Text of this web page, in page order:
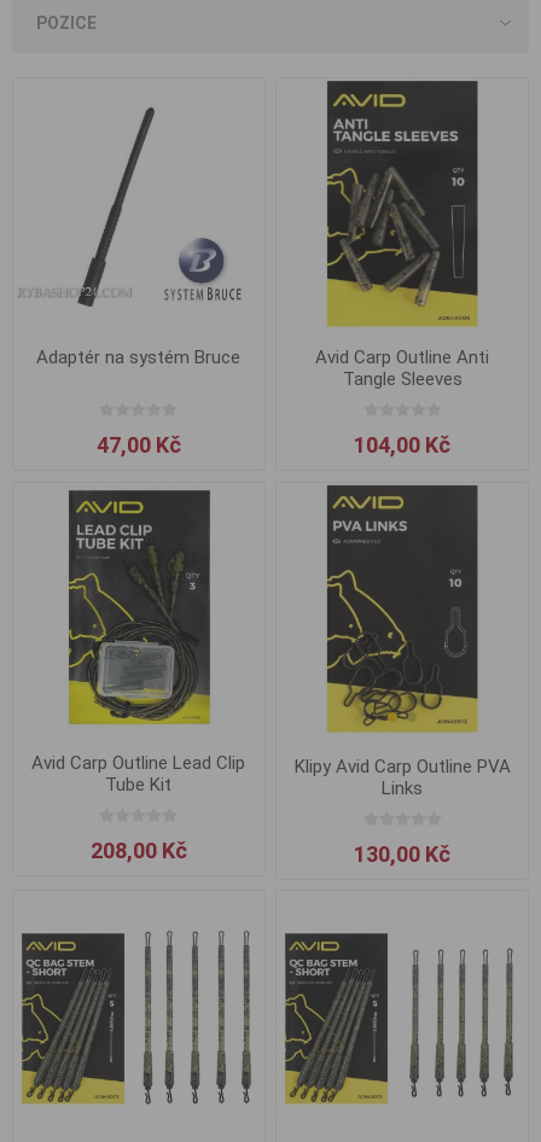
Adaptér na systém Bruce
47,00 Kč
Avid Carp Outline Anti
Tangle Sleeves
104,00 Kč
Avid Carp Outline Lead Clip
Tube Kit
208,00 Kč
Klipy Avid Carp Outline PVA
Links
130,00 Kč